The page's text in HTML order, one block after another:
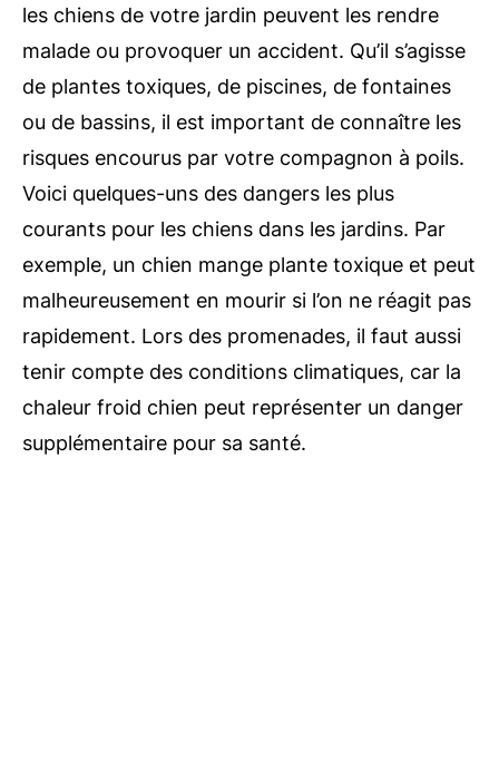
les chiens de votre jardin peuvent les rendre
malade ou provoquer un accident. Qu’il s’agisse
de plantes toxiques, de piscines, de fontaines
ou de bassins, il est important de connaître les
risques encourus par votre compagnon à poils.
Voici quelques-uns des dangers les plus
courants pour les chiens dans les jardins. Par
exemple, un chien mange plante toxique et peut
malheureusement en mourir si l’on ne réagit pas
rapidement. Lors des promenades, il faut aussi
tenir compte des conditions climatiques, car la
chaleur froid chien peut représenter un danger
supplémentaire pour sa santé.